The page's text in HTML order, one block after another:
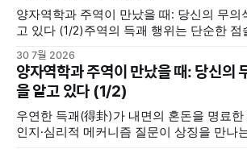
양자역학과 주역이 만났을 때: 당신의 무의
고 있다 (1/2)주역의 득괘 행위는 단순한 점
면의 모호한 고민을 명료한 결단으로 바꾸
리적 메커니즘을 분석합니다.지혜나무숲지혜나무
팅에서 이어집니다) 우리 뇌는 주역괘를 어떻게 인지할까(맥
락화와 무의식의
30 7월 2026
양자역학과 주역이 만났을 때: 당신의
을 알고 있다 (1/2)
우연한 득괘(得卦)가 내면의 혼돈을 명료
인지·심리적 메커니즘 질문이 상징을 만나는 순간 살아가며 중